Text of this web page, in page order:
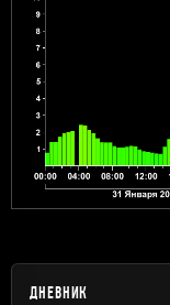
ДНЕВНИК